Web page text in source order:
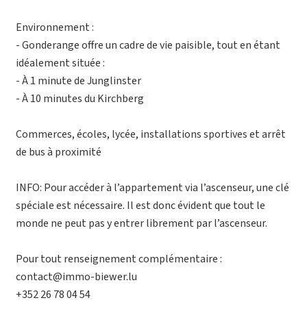
Environnement :
- Gonderange offre un cadre de vie paisible, tout en étant
idéalement située :
- À 1 minute de Junglinster
- À 10 minutes du Kirchberg
Commerces, écoles, lycée, installations sportives et arrêt
de bus à proximité
INFO: Pour accéder à l’appartement via l’ascenseur, une clé
spéciale est nécessaire. Il est donc évident que tout le
monde ne peut pas y entrer librement par l’ascenseur.
Pour tout renseignement complémentaire :
contact@immo-biewer.lu
+352 26 78 04 54